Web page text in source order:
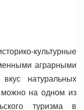
культурные
аграрными
натуральных
можно на одном из
туризма в